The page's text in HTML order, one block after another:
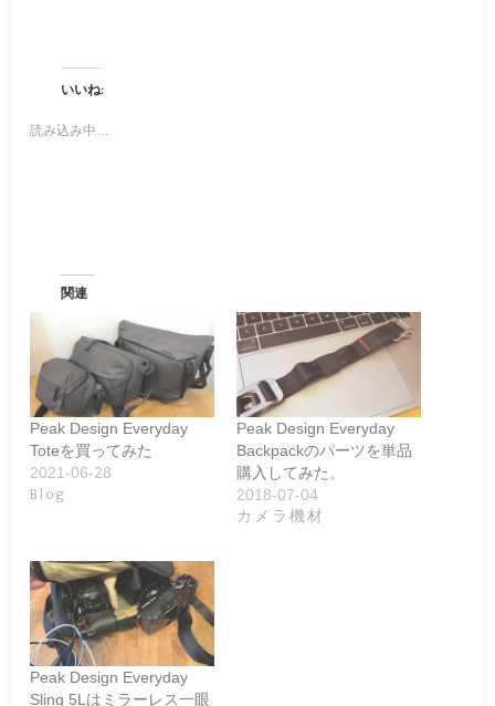
いいね:
読み込み中…
関連
Peak Design Everyday
Toteを買ってみた
2021-06-28
Blog
Peak Design Everyday
Backpackのパーツを単品
購入してみた。
2018-07-04
カメラ機材
Peak Design Everyday
Sling 5Lはミラーレス一眼